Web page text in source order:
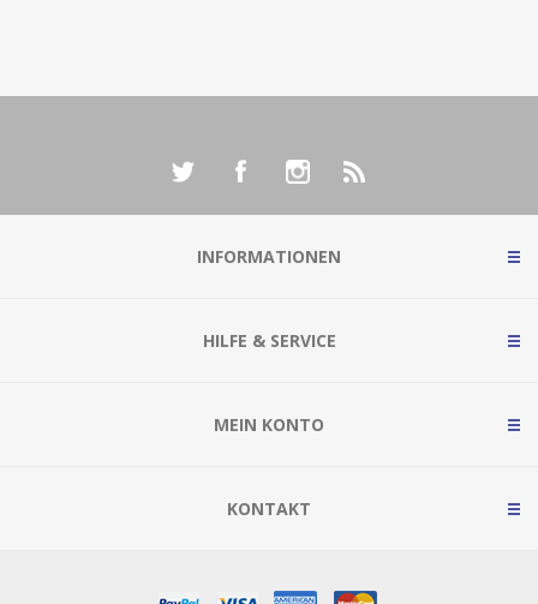
INFORMATIONEN
HILFE & SERVICE
MEIN KONTO
KONTAKT